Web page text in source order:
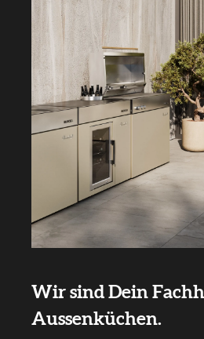
Wir sind Dein
Aussenküchen.